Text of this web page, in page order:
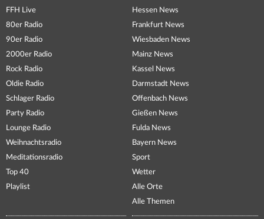
FFH Live
80er Radio
90er Radio
2000er Radio
Rock Radio
Oldie Radio
Schlager Radio
Party Radio
Lounge Radio
Weihnachtsradio
Meditationsradio
Top 40
Playlist
Hessen News
Frankfurt News
Wiesbaden News
Mainz News
Kassel News
Darmstadt News
Offenbach News
Gießen News
Fulda News
Bayern News
Sport
Wetter
Alle Orte
Alle Themen